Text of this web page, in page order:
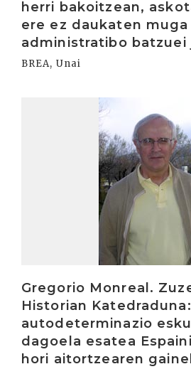
herri bakoitzean,
ere ez daukaten muga
administratibo batzuei
BREA, Unai
Gregorio Monreal.
Historian
autodeterminazio
dagoela esatea
hori aitortzearen